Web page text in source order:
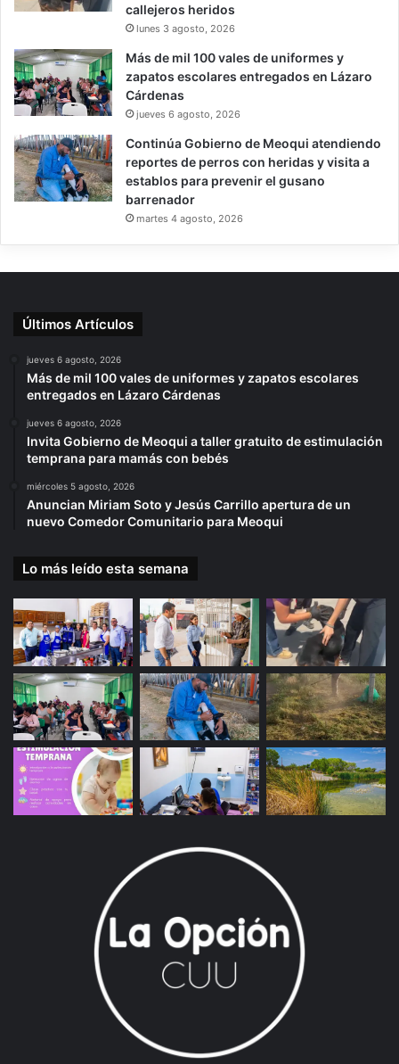
callejeros heridos
lunes 3 agosto, 2026
Más de mil 100 vales de uniformes y
zapatos escolares entregados en Lázaro
Cárdenas
jueves 6 agosto, 2026
Continúa Gobierno de Meoqui atendiendo
reportes de perros con heridas y visita a
establos para prevenir el gusano
barrenador
martes 4 agosto, 2026
Últimos Artículos
jueves 6 agosto, 2026
Más de mil 100 vales de uniformes y zapatos escolares
entregados en Lázaro Cárdenas
jueves 6 agosto, 2026
Invita Gobierno de Meoqui a taller gratuito de estimulación
temprana para mamás con bebés
miércoles 5 agosto, 2026
Anuncian Miriam Soto y Jesús Carrillo apertura de un
nuevo Comedor Comunitario para Meoqui
Lo más leído esta semana